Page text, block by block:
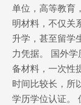
单位，高等教育
明材料，不仅关
升学，甚至留学
力凭据。 国外
备材料，一次性
时间比较长，所
学历学位认证。